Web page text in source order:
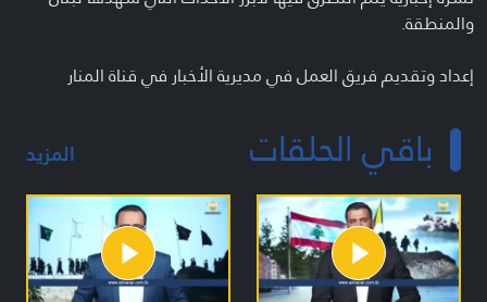
والمنطقة.
إعداد وتقديم فريق العمل في مديرية الأخبار في قناة المنار
باقي الحلقات المزيد